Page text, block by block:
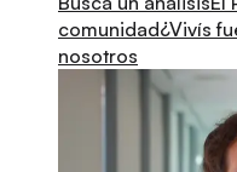
comunidad¿Vivís
nosotros